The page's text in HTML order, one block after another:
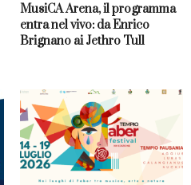
MusiCA Arena, il programma
entra nel vivo: da Enrico
Brignano ai Jethro Tull